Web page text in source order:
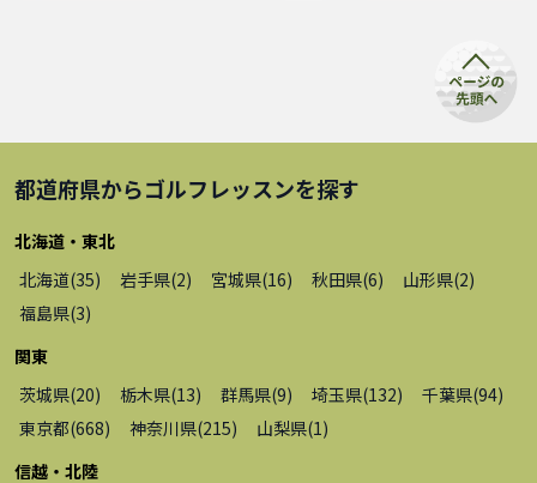
都道府県からゴルフレッスンを探す
北海道・東北
北海道(35) 岩手県(2) 宮城県(16) 秋田県(6) 山形県(2)
福島県(3)
関東
茨城県(20) 栃木県(13) 群馬県(9) 埼玉県(132) 千葉県(94)
東京都(668) 神奈川県(215) 山梨県(1 )
信越・北陸